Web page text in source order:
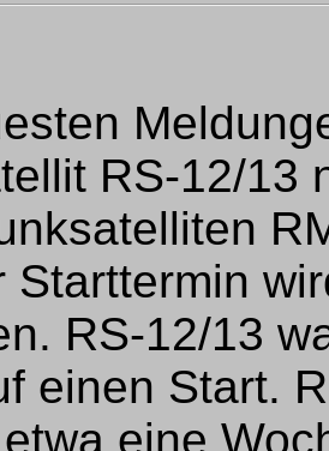
RS-12/13
Starttermin
RS-12/13
einen Start.
eine